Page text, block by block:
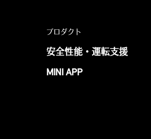
プロダクト
安全性能・運転支援
MINI APP